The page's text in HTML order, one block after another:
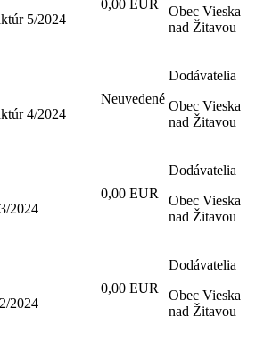
5/2024
0,00 EUR
Obec Vieska
nad Žitavou
4/2024
Neuvedené
Dodávatelia
Obec Vieska
nad Žitavou
2024
0,00 EUR
Dodávatelia
Obec Vieska
nad Žitavou
2024
0,00 EUR
Dodávatelia
Obec Vieska
nad Žitavou